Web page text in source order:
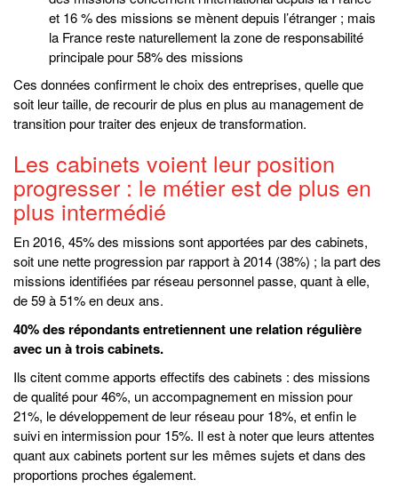
et 16 % des missions se mènent depuis l’étranger ; mais
la France reste naturellement la zone de responsabilité
principale pour 58% des missions
Ces données confirment le choix des entreprises, quelle que
soit leur taille, de recourir de plus en plus au management de
transition pour traiter des enjeux de transformation.
Les cabinets voient leur position
progresser : le métier est de plus en
plus intermédié
En 2016, 45% des missions sont apportées par des cabinets,
soit une nette progression par rapport à 2014 (38%) ; la part des
missions identifiées par réseau personnel passe, quant à elle,
de 59 à 51% en deux ans.
40% des répondants entretiennent une relation régulière
avec un à trois cabinets.
Ils citent comme apports effectifs des cabinets : des missions
de qualité pour 46%, un accompagnement en mission pour
21%, le développement de leur réseau pour 18%, et enfin le
suivi en intermission pour 15%. Il est à noter que leurs attentes
quant aux cabinets portent sur les mêmes sujets et dans des
proportions proches également.